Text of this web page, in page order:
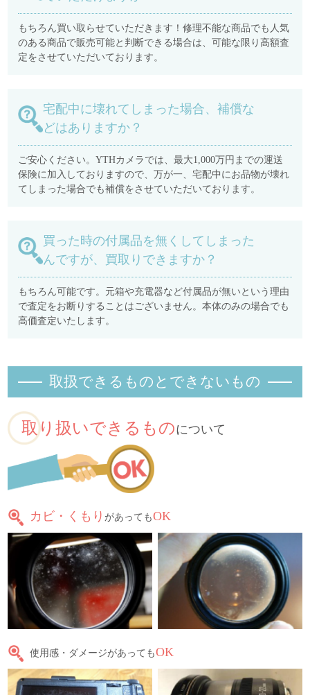
もちろん買い取らせていただきます！修理不能な商品でも人気
のある商品で販売可能と判断できる場合は、可能な限り高額査
定をさせていただいております。
宅配中に壊れてしまった場合、補償な
どはありますか？
ご安心ください。YTHカメラでは、最大1,000万円までの運送
保険に加入しておりますので、万が一、宅配中にお品物が壊れ
てしまった場合でも補償をさせていただいております。
買った時の付属品を無くしてしまった
んですが、買取りできますか？
もちろん可能です。元箱や充電器など付属品が無いという理由
で査定をお断りすることはございません。本体のみの場合でも
高価査定いたします。
取扱できるものとできないもの
取り扱いできるものについて
カビ・くもり があってもOK
使用感・ダメージがあってもOK